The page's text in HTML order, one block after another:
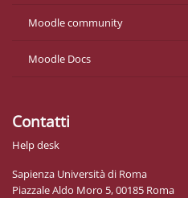
Moodle community
Moodle Docs
Contatti
Help desk
Sapienza Università di Roma
Piazzale Aldo Moro 5, 00185 Roma